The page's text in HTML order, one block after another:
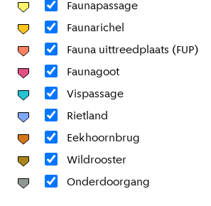
Faunapassage
Faunarichel
Fauna uittreedplaats (FUP)
Faunagoot
Vispassage
Rietland
Eekhoornbrug
Wildrooster
Onderdoorgang